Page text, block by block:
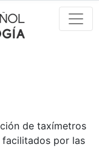
de taxímetros
facilitados por las